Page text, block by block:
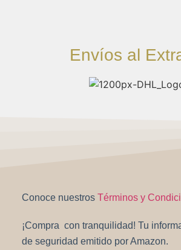
Envíos al
Conoce nuestrosTérminos y
¡Compra con tranquilidad! Tu
de seguridad emitido por Amazon.